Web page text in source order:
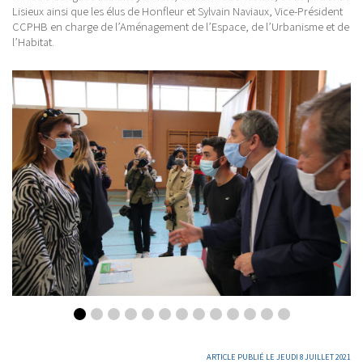
Lisieux ainsi que les élus de Honfleur et Sylvain Naviaux, Vice-Président
CCPHB en charge de l’Aménagement de l’Espace, de l’Urbanisme et de
l’Habitat.
ARTICLE PUBLIÉ LE JEUDI 8 JUILLET 2021